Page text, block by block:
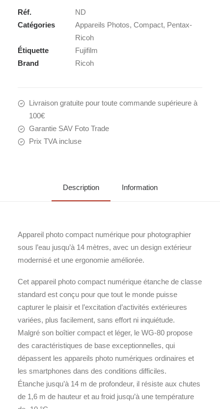
Réf.
ND
Catégories
Appareils Photos, Compact, Pentax-
Ricoh
Étiquette
Fujifilm
Brand
Ricoh
Livraison gratuite pour toute commande supérieure à
100€
Garantie SAV Foto Trade
Prix TVA incluse
Description Information
Appareil photo compact numérique pour photographier
sous l’eau jusqu’à 14 mètres, avec un design extérieur
modernisé et une ergonomie améliorée.
Cet appareil photo compact numérique étanche de classe
standard est conçu pour que tout le monde puisse
capturer le plaisir et l’excitation d’activités extérieures
variées, plus facilement, sans effort ni inquiétude.
Malgré son boîtier compact et léger, le WG-80 propose
des caractéristiques de base exceptionnelles, qui
dépassent les appareils photo numériques ordinaires et
les smartphones dans des conditions difficiles.
Étanche jusqu’à 14 m de profondeur, il résiste aux chutes
de 1,6 m de hauteur et au froid jusqu’à une température